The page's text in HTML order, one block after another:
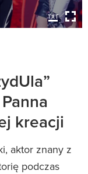
kreacji
aktor znany z
podczas